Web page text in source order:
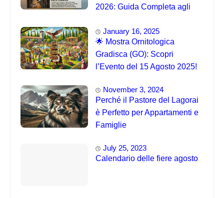
2026: Guida Completa agli
January 16, 2025
🌟 Mostra Ornitologica
Gradisca (GO): Scopri
l’Evento del 15 Agosto 2025!
November 3, 2024
Perché il Pastore del Lagorai
è Perfetto per Appartamenti e
Famiglie
July 25, 2023
Calendario delle fiere agosto